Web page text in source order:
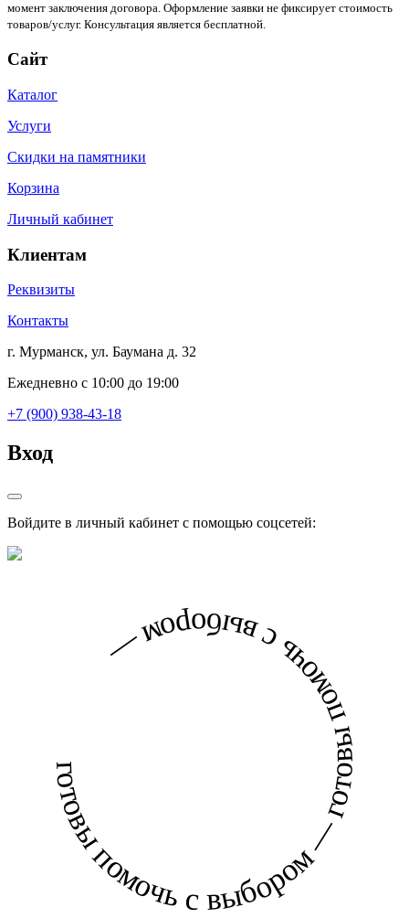
момент заключения договора. Оформление заявки не фиксирует стоимость
товаров/услуг. Консультация является бесплатной.
Сайт
Каталог
Услуги
Скидки на памятники
Корзина
Личный кабинет
Клиентам
Реквизиты
Контакты
г. Мурманск, ул. Баумана д. 32
Ежедневно с 10:00 до 19:00
+7 (900) 938-43-18
Вход
Войдите в личный кабинет с помощью соцсетей:
готовы помочь с выбором — готовы помочь с выбором —